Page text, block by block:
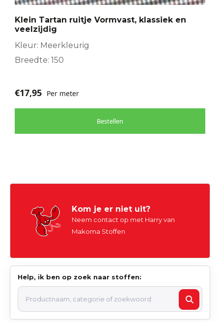
Klein Tartan ruitje Vormvast, klassiek en
veelzijdig
Kleur: Meerkleurig
Breedte: 150
€17,95 Per meter
Bestellen
Kom je er niet uit?
Neem contact op met Harry van
Makoma Stoffen
Help, ik ben op zoek naar stoffen: